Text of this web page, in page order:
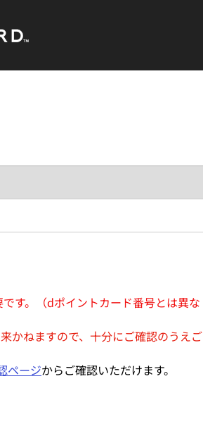
す。（dポイントカード番号とは異な
かねますので、十分にご確認のうえご
ページからご確認いただけます。